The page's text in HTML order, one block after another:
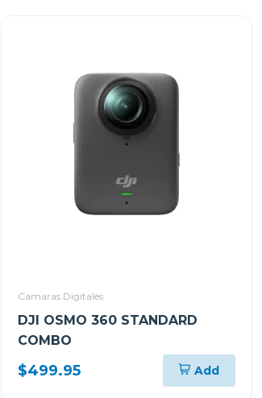
Camaras Digitales
DJI OSMO 360 STANDARD
COMBO
$499.95 Add